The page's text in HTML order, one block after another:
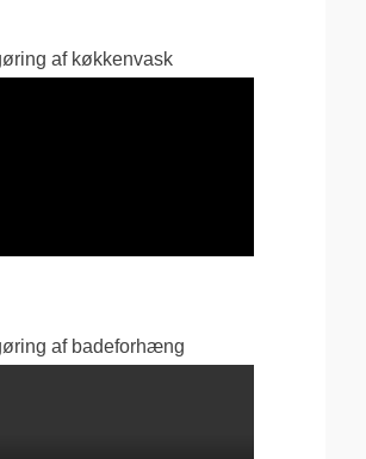
af køkkenvask
af badeforhæng